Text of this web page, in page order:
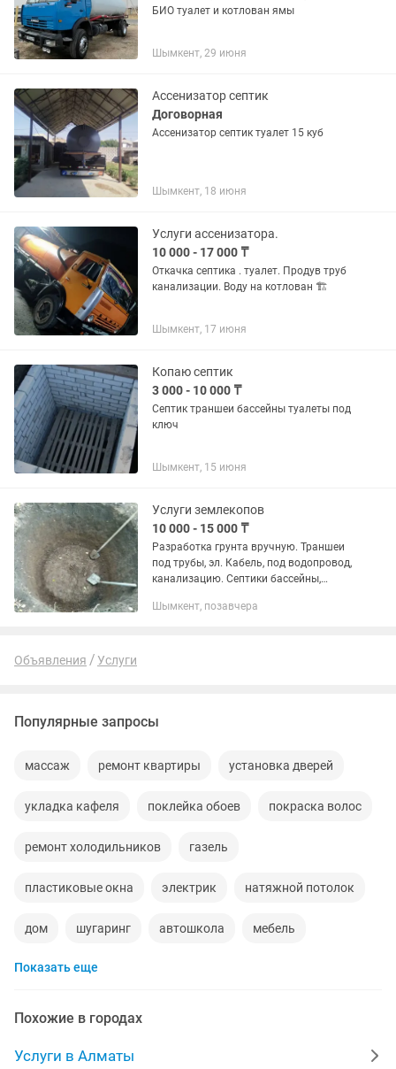
БИО туалет и котлован ямы
Шымкент, 29 июня
Ассенизатор септик
Договорная
Ассенизатор септик туалет 15 куб
Шымкент, 18 июня
Услуги ассенизатора.
10 000 - 17 000 ₸
Откачка септика . туалет. Продув труб
канализации. Воду на котлован 🏗️
Шымкент, 17 июня
Копаю септик
3 000 - 10 000 ₸
Септик траншеи бассейны туалеты под
ключ
Шымкент, 15 июня
Услуги землекопов
10 000 - 15 000 ₸
Разработка грунта вручную. Траншеи
под трубы, эл. Кабель, под водопровод,
канализацию. Септики бассейны,
качество работы.
Шымкент, позавчера
Объявления Услуги
Популярные запросы
массаж ремонт квартиры установка дверей
укладка кафеля поклейка обоев покраска волос
ремонт холодильников газель
пластиковые окна электрик натяжной потолок
дом шугаринг автошкола мебель
ремонт телевизоров
установка кондиционеров
Показать еще
Похожие в городах
Услуги в Алматы